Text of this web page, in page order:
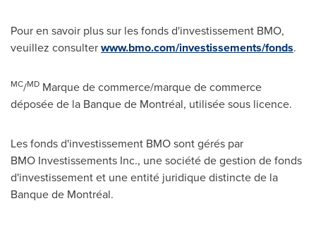
Pour en savoir plus sur les fonds d'investissement BMO,
veuillez consulterwww.bmo.com/investissements/fonds.
MC/MD Marque de commerce/marque de commerce
déposée de la Banque de Montréal, utilisée sous licence.
Les fonds d'investissement BMO sont gérés par
BMO Investissements Inc., une société de gestion de fonds
d'investissement et une entité juridique distincte de la
Banque de Montréal.